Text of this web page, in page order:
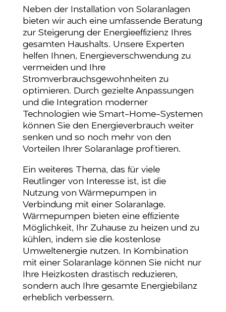
Neben der Installation von Solaranlagen
bieten wir auch eine umfassende Beratung
zur Steigerung der Energieeffizienz Ihres
gesamten Haushalts. Unsere Experten
helfen Ihnen, Energieverschwendung zu
vermeiden und Ihre
Stromverbrauchsgewohnheiten zu
optimieren. Durch gezielte Anpassungen
und die Integration moderner
Technologien wie Smart-Home-Systemen
können Sie den Energieverbrauch weiter
senken und so noch mehr von den
Vorteilen Ihrer Solaranlage profitieren.
Ein weiteres Thema, das für viele
Reutlinger von Interesse ist, ist die
Nutzung von Wärmepumpen in
Verbindung mit einer Solaranlage.
Wärmepumpen bieten eine effiziente
Möglichkeit, Ihr Zuhause zu heizen und zu
kühlen, indem sie die kostenlose
Umweltenergie nutzen. In Kombination
mit einer Solaranlage können Sie nicht nur
Ihre Heizkosten drastisch reduzieren,
sondern auch Ihre gesamte Energiebilanz
erheblich verbessern.